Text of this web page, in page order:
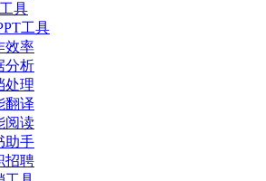
具
工具
效率
分析
处理
翻译
阅读
助手
招聘